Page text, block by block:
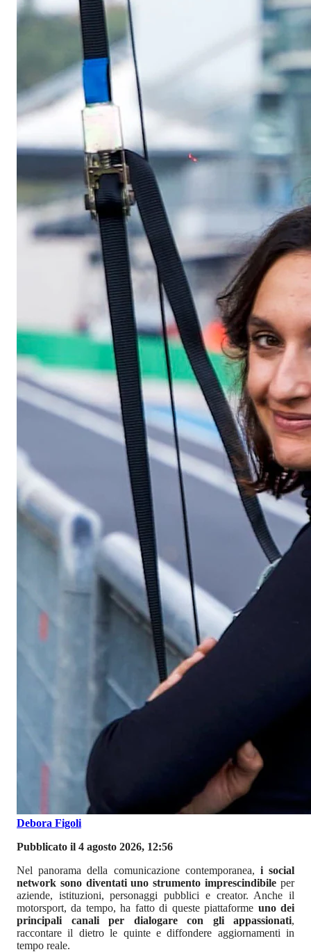
Debora Figoli
Pubblicato il 4 agosto 2026, 12:56
Nel panorama della comunicazione contemporanea, i social
network sono diventati uno strumento imprescindibile per
aziende, istituzioni, personaggi pubblici e creator. Anche il
motorsport, da tempo, ha fatto di queste piattaforme uno dei
principali canali per dialogare con gli appassionati,
raccontare il dietro le quinte e diffondere aggiornamenti in
tempo reale.